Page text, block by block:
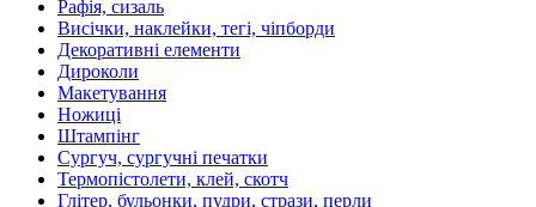
Рафія, сизаль
Висічки, наклейки, тегі, чіпборди
Декоративні елементи
Дироколи
Макетування
Ножиці
Штампінг
Сургуч, сургучні печатки
Термопістолети, клей, скотч
Глітер, бульонки, пудри, стрази, перли